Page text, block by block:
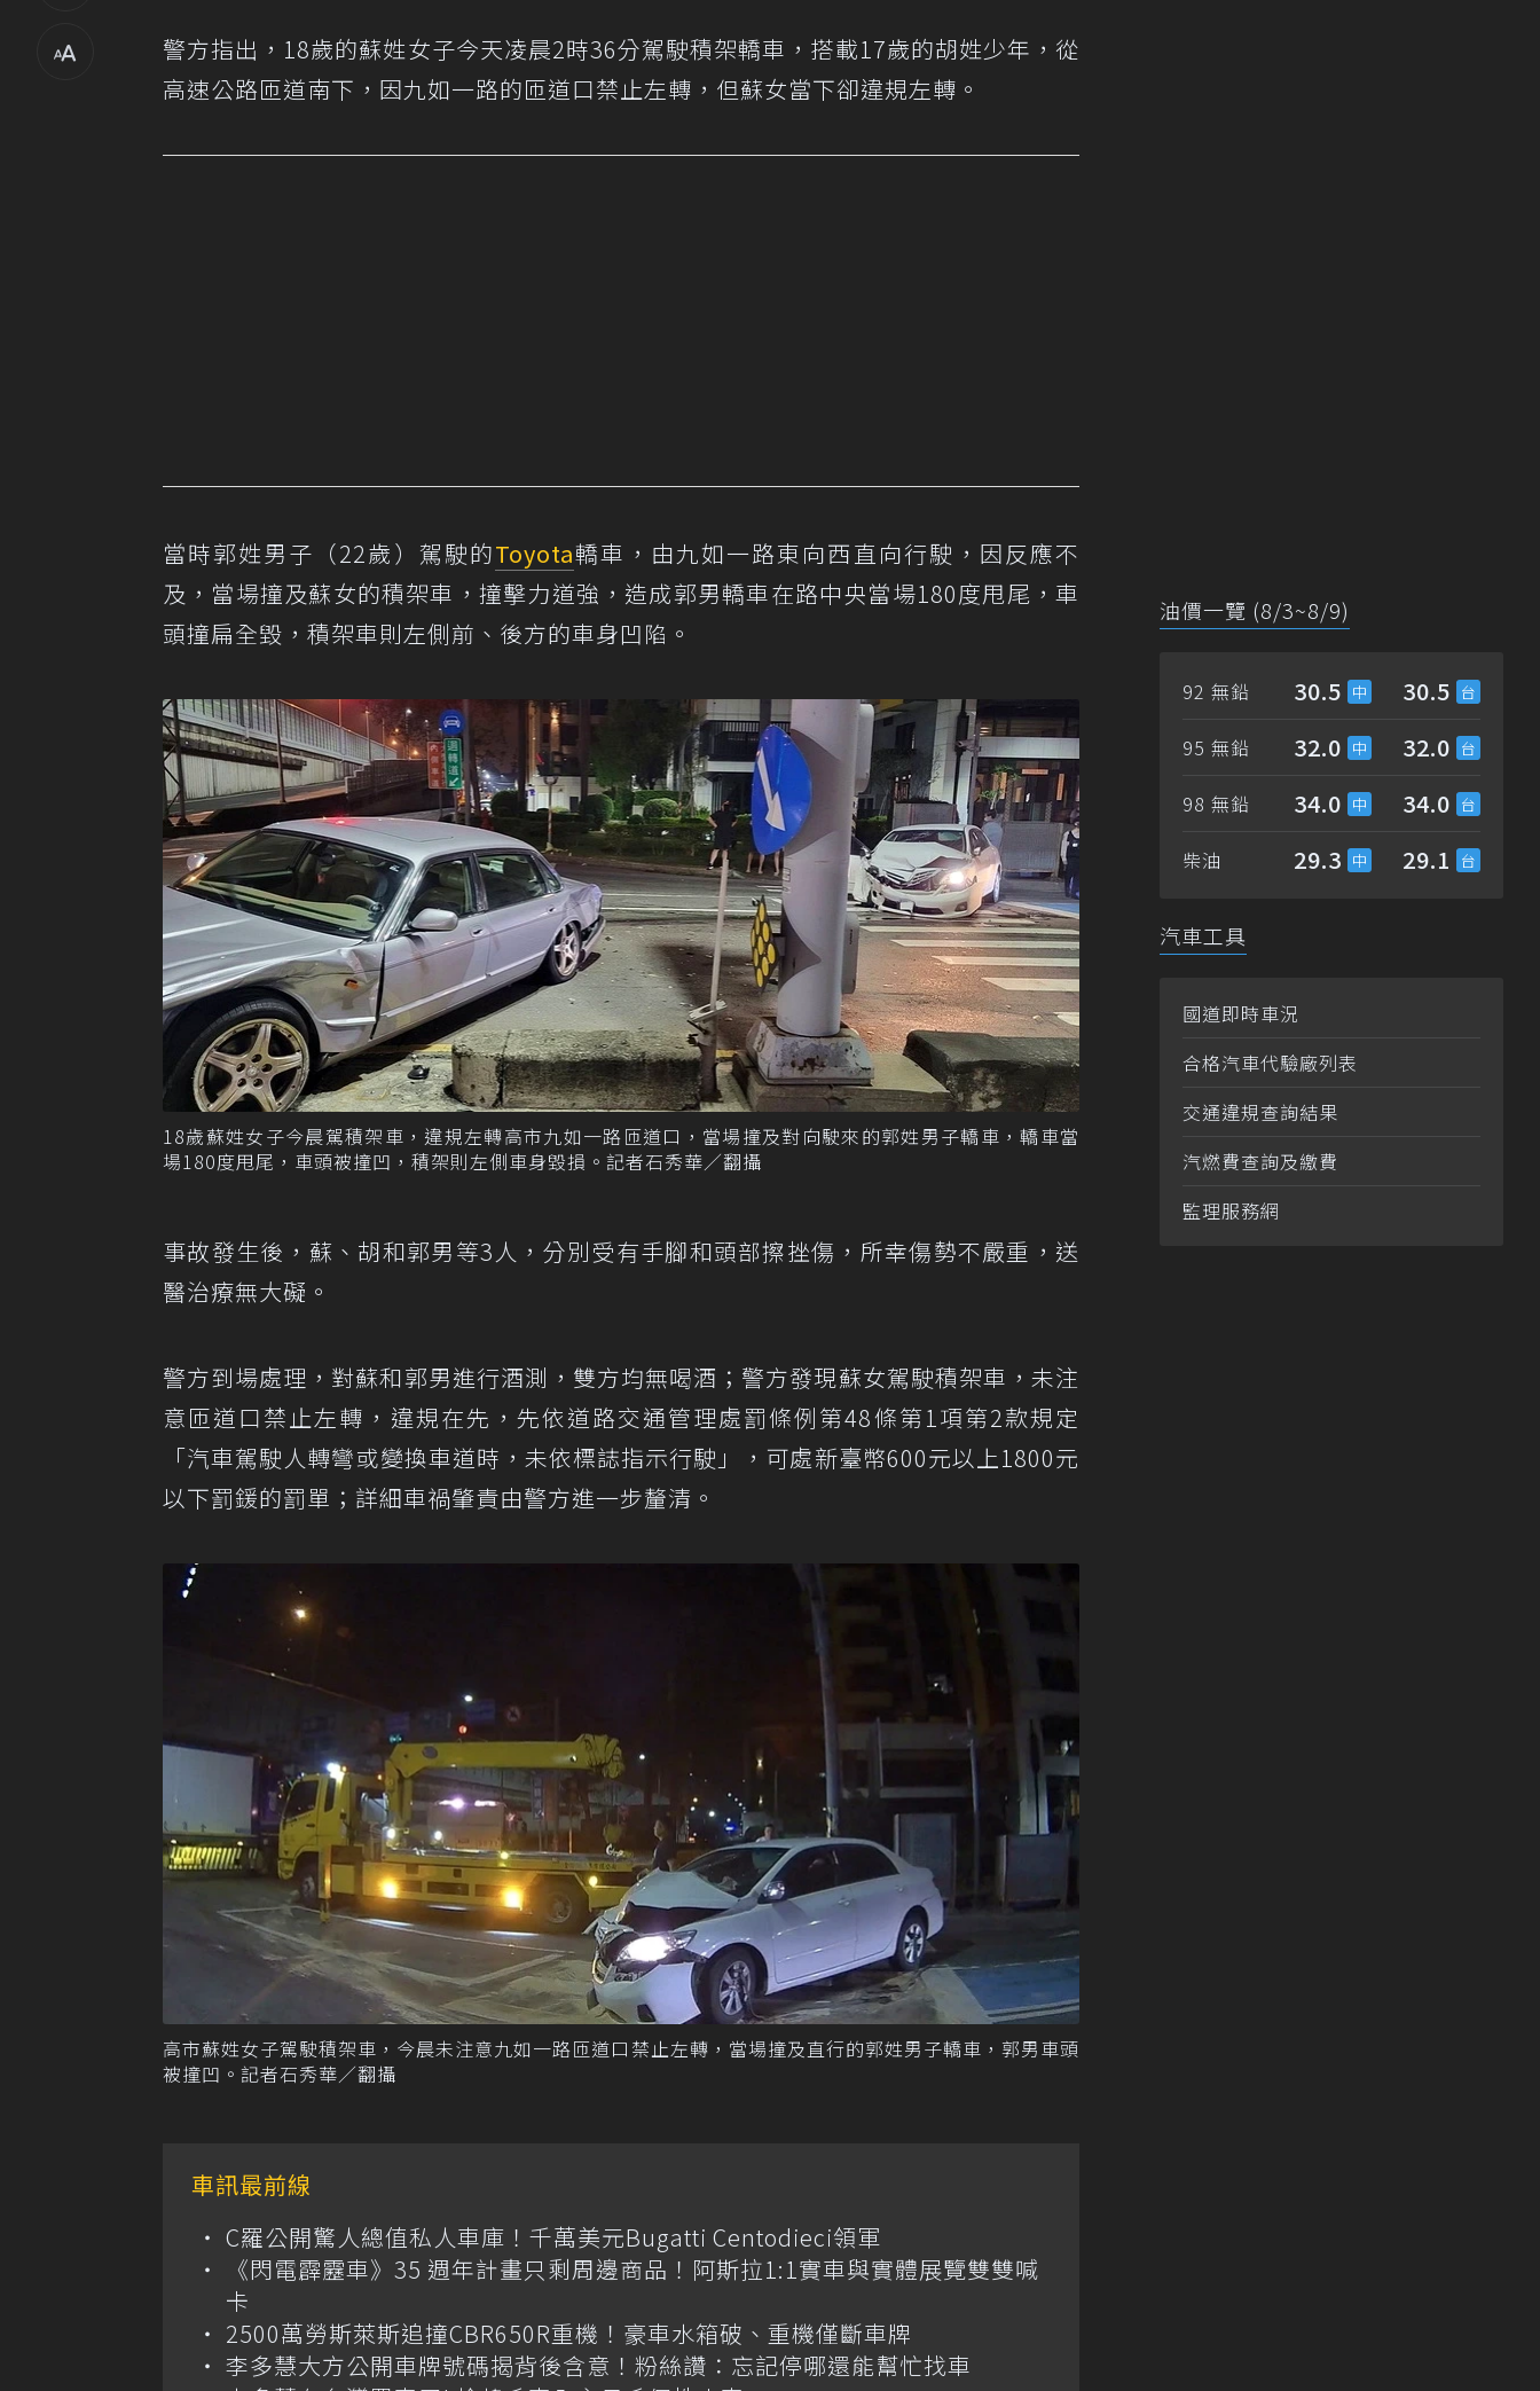
警方指出，18歲的蘇姓女子今天凌晨2時36分駕駛積架轎車，搭載17歲的胡姓少年，從
高速公路匝道南下，因九如一路的匝道口禁止左轉，但蘇女當下卻違規左轉。
當時郭姓男子（22歲）駕駛的Toyota轎車，由九如一路東向西直向行駛，因反應不
及，當場撞及蘇女的積架車，撞擊力道強，造成郭男轎車在路中央當場180度甩尾，車
頭撞扁全毀，積架車則左側前、後方的車身凹陷。
18歲蘇姓女子今晨駕積架車，違規左轉高市九如一路匝道口，當場撞及對向駛來的郭姓男子轎車，轎車當
場180度甩尾，車頭被撞凹，積架則左側車身毀損。記者石秀華／翻攝
事故發生後，蘇、胡和郭男等3人，分別受有手腳和頭部擦挫傷，所幸傷勢不嚴重，送
醫治療無大礙。
警方到場處理，對蘇和郭男進行酒測，雙方均無喝酒；警方發現蘇女駕駛積架車，未注
意匝道口禁止左轉，違規在先，先依道路交通管理處罰條例第48條第1項第2款規定
「汽車駕駛人轉彎或變換車道時，未依標誌指示行駛」，可處新臺幣600元以上1800元
以下罰鍰的罰單；詳細車禍肇責由警方進一步釐清。
高市蘇姓女子駕駛積架車，今晨未注意九如一路匝道口禁止左轉，當場撞及直行的郭姓男子轎車，郭男車頭
被撞凹。記者石秀華／翻攝
車訊最前線
C羅公開驚人總值私人車庫！千萬美元Bugatti Centodieci領軍
《閃電霹靂車》35 週年計畫只剩周邊商品！阿斯拉1:1實車與實體展覽雙雙喊
卡
2500萬勞斯萊斯追撞CBR650R重機！豪車水箱破、重機僅斷車牌
李多慧大方公開車牌號碼揭背後含意！粉絲讚：忘記停哪還能幫忙找車
油價一覽 (8/3~8/9)
92 無鉛 30.5 30.5
95 無鉛 32.0 32.0
98 無鉛 34.0 34.0
柴油 29.3 29.1
汽車工具
國道即時車況
合格汽車代驗廠列表
交通違規查詢結果
汽燃費查詢及繳費
監理服務網